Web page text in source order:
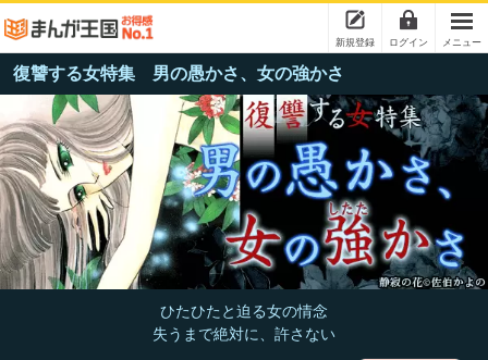
新規登録 ログイン メニュー
復讐する女特集 男の愚かさ、女の強かさ
ひたひたと迫る女の情念
失うまで絶対に、許さない